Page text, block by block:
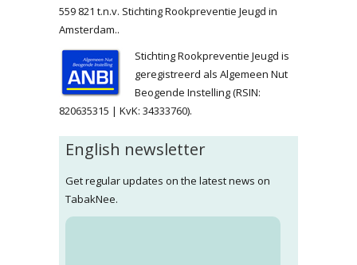
559 821 t.n.v. Stichting Rookpreventie Jeugd in
Amsterdam..
Stichting Rookpreventie Jeugd is
geregistreerd als Algemeen Nut
Beogende Instelling (RSIN:
820635315 | KvK: 34333760).
English newsletter
Get regular updates on the latest news on
TabakNee.